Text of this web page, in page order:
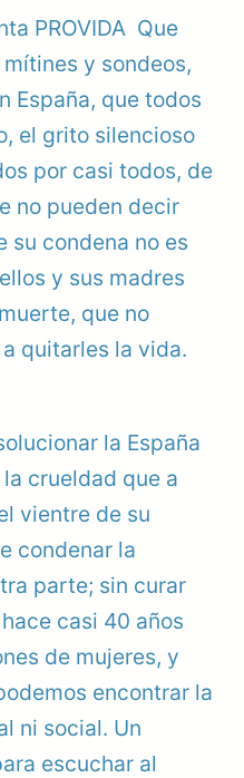
PROVIDA Que
y sondeos,
España, que todos
el grito silencioso
por casi todos, de
no pueden decir
su condena no es
y sus madres
que no
quitarles la vida.
la España
crueldad que a
vientre de su
condenar la
parte; sin curar
casi 40 años
de mujeres, y
encontrar la
ni social. Un
escuchar al